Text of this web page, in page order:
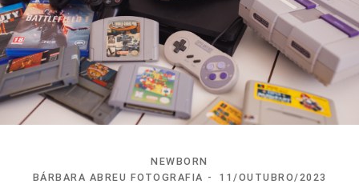
NEWBORN
BÁRBARA ABREU FOTOGRAFIA
11/OUTUBRO/2023